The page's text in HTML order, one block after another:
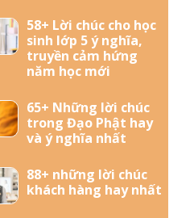
58+ Lời chúc cho học
sinh lớp 5 ý nghĩa,
truyền cảm hứng
năm học mới
65+ Những lời chúc
trong Đạo Phật hay
và ý nghĩa nhất
88+ những lời chúc
khách hàng hay nhất